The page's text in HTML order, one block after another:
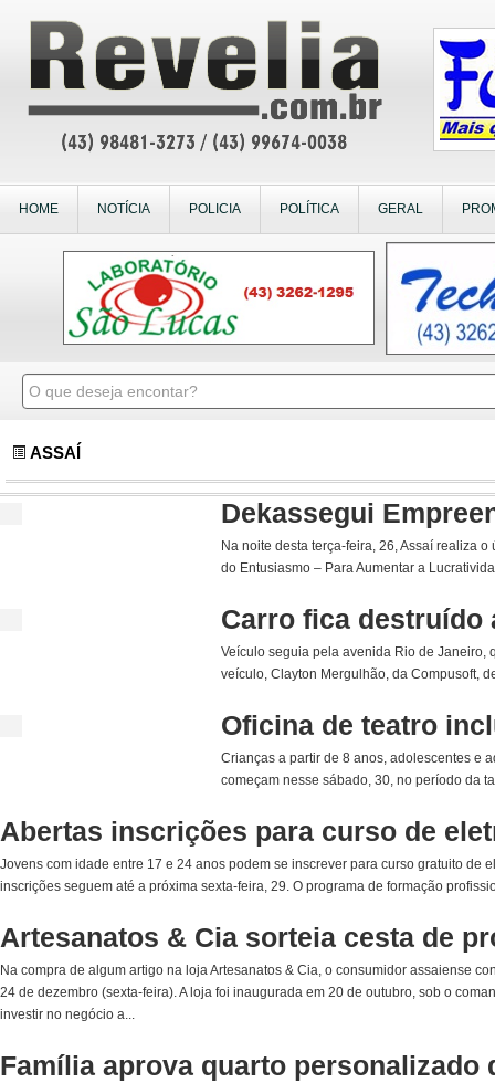
HOME NOTÍCIA POLICIA POLÍTICA GERAL
ASSAÍ
Dekassegui
Na noite desta terça-feira, 26, Assaí realiza
do Entusiasmo – Para Aumentar a
Carro fica destruído
Veículo seguia pela avenida Rio de Janeiro,
veículo, Clayton Mergulhão, da Compusoft,
Oficina de teatro
Crianças a partir de 8 anos, adolescentes e
começam nesse sábado, 30, no período da
Abertas inscrições para curso de
Jovens com idade entre 17 e 24 anos podem se inscrever para curso gratuito de
inscrições seguem até a próxima sexta-feira, 29. O programa de formação
Artesanatos & Cia sorteia cesta de
Na compra de algum artigo na loja Artesanatos & Cia, o consumidor assaiense
24 de dezembro (sexta-feira). A loja foi inaugurada em 20 de outubro, sob o
investir no negócio a...
Família aprova quarto personalizado